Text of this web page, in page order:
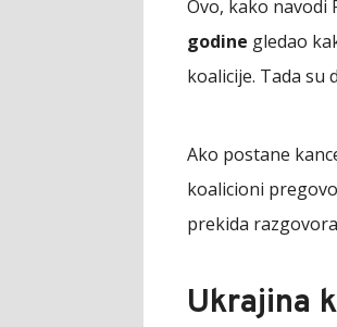
Ovo, kako navodi
godine gledao
koalicije. Tada su
Ako postane
koalicioni
prekida
Ukrajina